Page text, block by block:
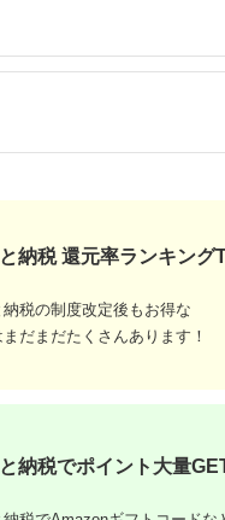
[842]
るさと納
納税 還元率ランキング
税の制度改定後もお得な
だまだたくさんあります！
納税でポイント大量